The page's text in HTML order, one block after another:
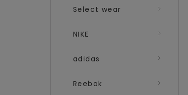
Select wear
NIKE
adidas
Reebok